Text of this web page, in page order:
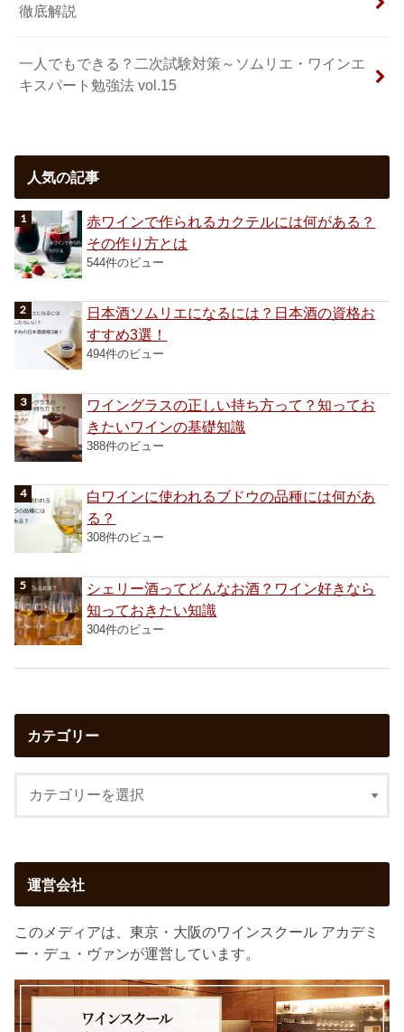
徹底解説
一人でもできる？二次試験対策～ソムリエ・ワインエ
キスパート勉強法 vol.15
人気の記事
赤ワインで作られるカクテルには何がある？
その作り方とは
544件のビュー
日本酒ソムリエになるには？日本酒の資格お
すすめ3選！
494件のビュー
ワイングラスの正しい持ち方って？知ってお
きたいワインの基礎知識
388件のビュー
白ワインに使われるブドウの品種には何があ
る？
308件のビュー
シェリー酒ってどんなお酒？ワイン好きなら
知っておきたい知識
304件のビュー
カテゴリー
運営会社
このメディアは、東京・大阪のワインスクール アカデミ
ー・デュ・ヴァンが運営しています。